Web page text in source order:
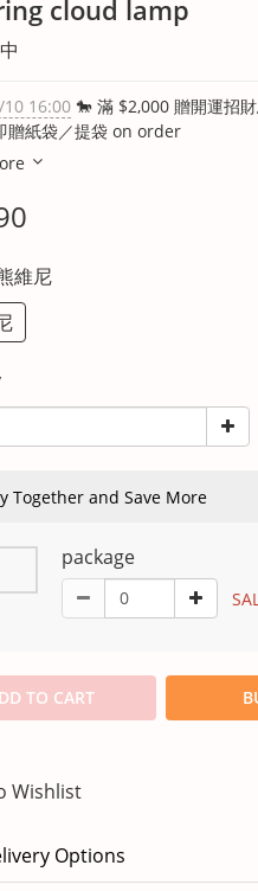
cloud lamp
16:00 🐎 滿 $2,000 贈開運招
贈紙袋／提袋 on order
維尼
Together and Save More
package
TO CART
Wishlist
Options